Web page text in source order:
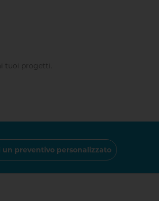
tuoi progetti.
un preventivo personalizzato